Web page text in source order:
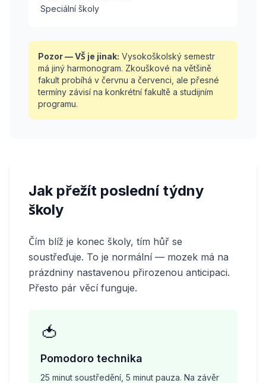
Speciální školy
Pozor — VŠ je jinak: Vysokoškolský semestr
má jiný harmonogram. Zkouškové na většině
fakult probíhá v červnu a červenci, ale přesné
termíny závisí na konkrétní fakultě a studijním
programu.
Jak přežít poslední týdny
školy
Čím blíž je konec školy, tím hůř se
soustřeďuje. To je normální — mozek má na
prázdniny nastavenou přirozenou anticipaci.
Přesto pár věcí funguje.
🍅
Pomodoro technika
25 minut soustředění, 5 minut pauza. Na závěr